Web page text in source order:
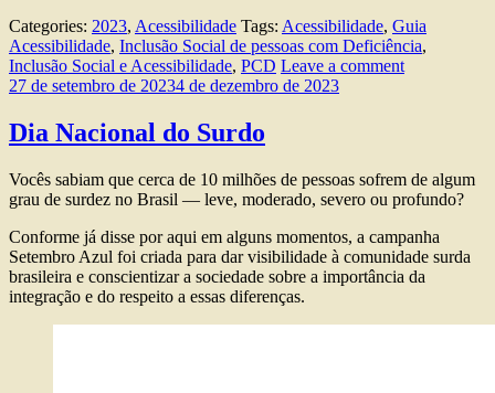
Categories: 2023, Acessibilidade Tags: Acessibilidade, Guia
Acessibilidade, Inclusão Social de pessoas com Deficiência,
Inclusão Social e Acessibilidade, PCD Leave a comment
27 de setembro de 20234 de dezembro de 2023
Dia Nacional do Surdo
Vocês sabiam que cerca de 10 milhões de pessoas sofrem de algum
grau de surdez no Brasil — leve, moderado, severo ou profundo?
Conforme já disse por aqui em alguns momentos, a campanha
Setembro Azul foi criada para dar visibilidade à comunidade surda
brasileira e conscientizar a sociedade sobre a importância da
integração e do respeito a essas diferenças.